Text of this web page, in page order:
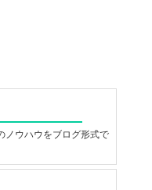
ノウハウをブログ形式で